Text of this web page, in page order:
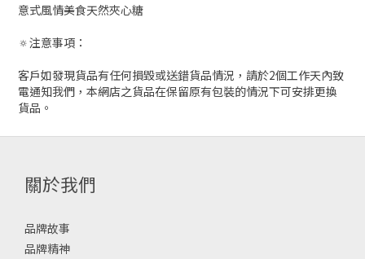
意式風情美食天然夾心糖
🔅注意事項：
客戶如發現貨品有任何損毀或送錯貨品情況，請於2個工作天內致
電通知我們，本網店之貨品在保留原有包裝的情況下可安排更換
貨品。
關於我們
品牌故事
品牌精神